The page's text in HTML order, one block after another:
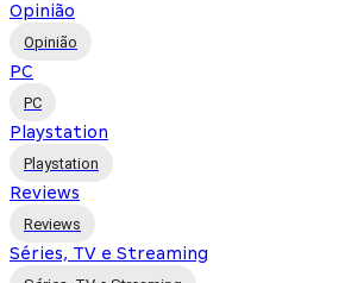
Opinião
Opinião
PC
PC
Playstation
Playstation
Reviews
Reviews
Séries, TV e Streaming